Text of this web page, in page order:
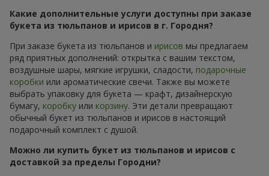
Какие дополнительные услуги доступны при заказе
букета из тюльпанов и ирисов в г. Городня?
При заказе букета из тюльпанов и ирисов мы предлагаем
ряд приятных дополнений: открытка с вашим текстом,
воздушные шары, мягкие игрушки, сладости, подарочные
коробки или ароматические свечи. Также вы можете
выбрать упаковку для букета — крафт, дизайнерскую
бумагу, коробку или корзину. Эти детали превращают
обычный букет из тюльпанов и ирисов в настоящий
подарочный комплект с душой.
Можно ли купить букет из тюльпанов и ирисов с
доставкой за пределы Городни?